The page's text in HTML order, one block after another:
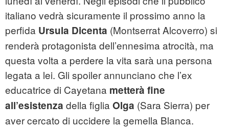
italiano vedrà sicuramente il prossimo anno la
perfida Ursula Dicenta (Montserrat Alcoverro) si
renderà protagonista dell’ennesima atrocità, ma
questa volta a perdere la vita sarà una persona
legata a lei. Gli spoiler annunciano che l’ex
educatrice di Cayetana metterà fine
all’esistenza della figlia Olga (Sara Sierra) per
aver cercato di uccidere la gemella Blanca.